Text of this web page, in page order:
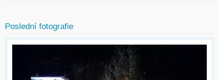
Poslední fotografie